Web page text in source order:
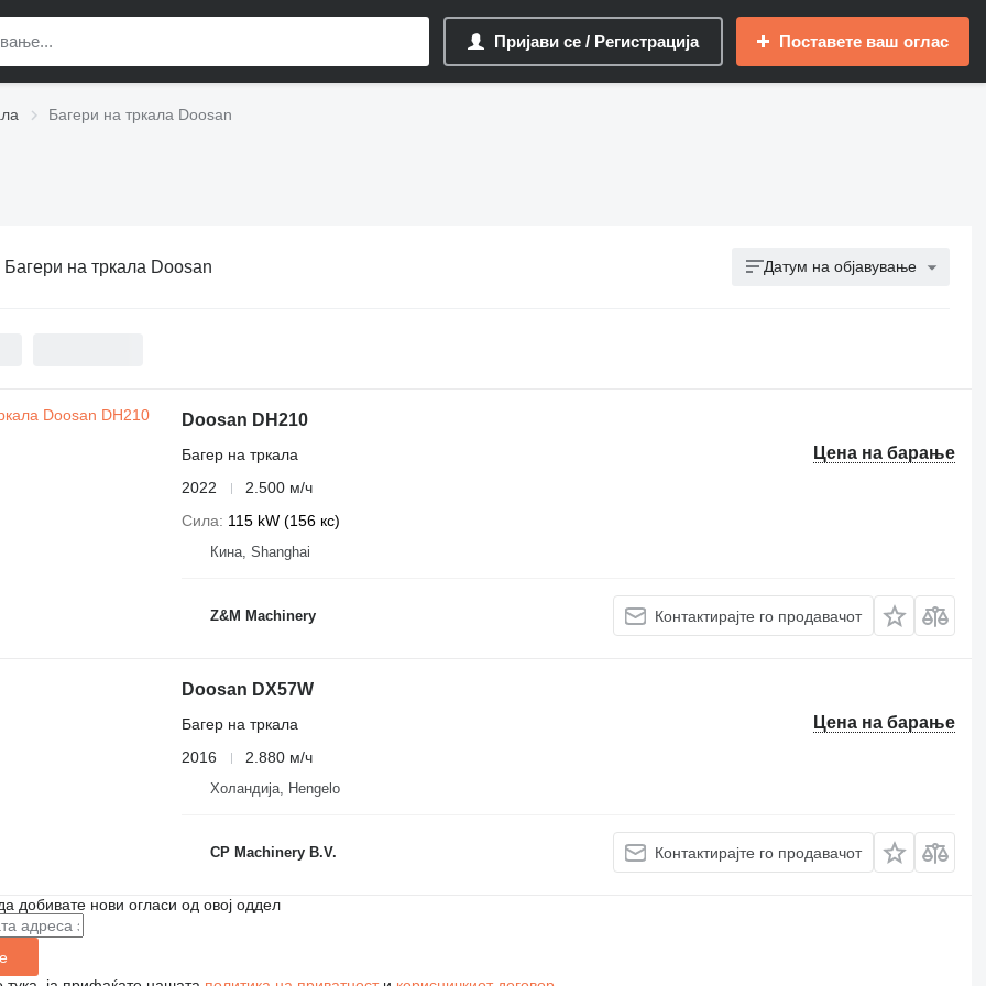
Пријави се / Регистрација Поставете ваш оглас
Багери на тркала Doosan
Багери на тркала Doosan Датум на објавување
Doosan DH210
Цена на барање
Багер на тркала
2022
2.500 м/ч
Сила
115 kW (156 кс)
Кина, Shanghai
Z&M Machinery Контактирајте го продавачот
Doosan DX57W
Цена на барање
Багер на тркала
2016
2.880 м/ч
Холандија, Hengelo
CP Machinery B.V. Контактирајте го продавачот
добивате нови огласи од овој оддел